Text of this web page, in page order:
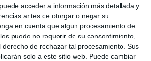
acceder a información más detallada y
antes de otorgar o negar su
en cuenta que algún procesamiento de
puede no requerir de su consentimiento,
derecho de rechazar tal procesamiento. Sus
solo a este sitio web. Puede cambiar
colgado del cuello.
de la medalla
acudió al municipio sevillano de Dos